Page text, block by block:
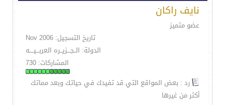
نايف راكان
عضو متميز
تاريخ التسجيل: Nov 2006
الدولة: الــجـــزيــره العربـــيــــه
المشاركات: 730
رد : بعض المواقع التي قد تفيدك في حياتك وبعد مماتك
أكثر من غيرها